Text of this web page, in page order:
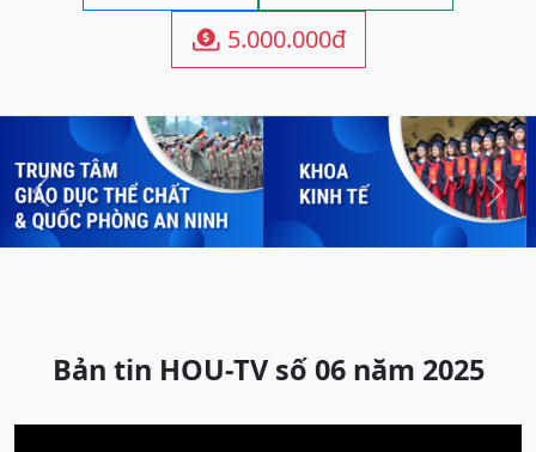
 5.000.000đ
Previous Next
Bản tin HOU-TV số 06 năm 2025